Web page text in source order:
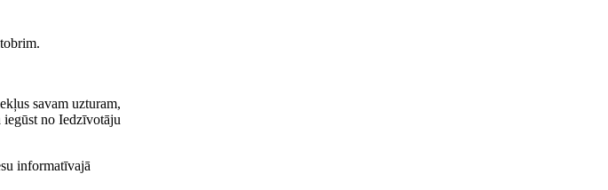
savam uzturam,
iegūst no Iedzīvotāju
informatīvajā